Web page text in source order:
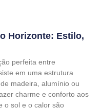
Horizonte: Estilo,
perfeita entre
em uma estrutura
madeira, alumínio ou
charme e conforto aos
o sol e o calor são